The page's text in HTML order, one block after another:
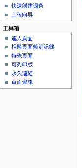
快速创建词条
上传向导
工具箱
連入頁面
相關頁面修訂記錄
特殊頁面
可列印版
永久連結
頁面資訊